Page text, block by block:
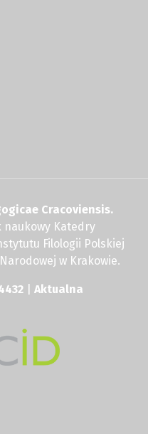
Cracoviensis.
Katedry
Filologii Polskiej
w Krakowie.
Aktualna